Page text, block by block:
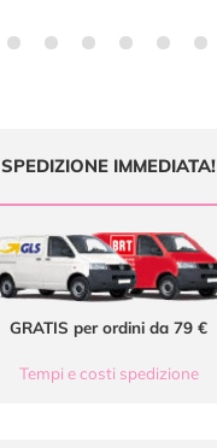
SPEDIZIONE IMMEDIATA!
GRATIS per ordini da 79 €
Tempi e costi spedizione